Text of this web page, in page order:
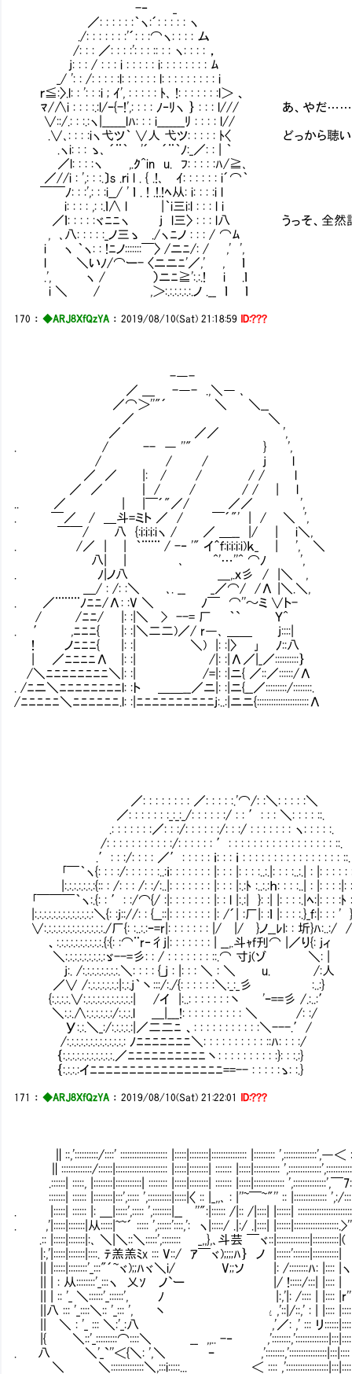
-‐ _
／: : : : : :｀ヽ:´: : : : : ヽ
./: : : : : : :'´: : :⌒ヽ: : : : ム
/: : : ／: : : :': : : :: : : ヽ: : : : ，
j: : : / : : : i : : : : : i: : : : : : : : ﾑ
_/ ': : /: : : : :l: : : : : : l: : : : : : : : : i
ｒ≦:〉.l: : ': : :i ; ｲ', : : : : : ﾄ､ !: : : : : : :l＞ 、
ﾏ/∧i : : : :.:l/ｰ{-!',: : : : ﾉ‐ﾘヽ ｝ : : : l/// あ、やだ……
∨::/.: : :.:ヽ|______lﾊ: : : i_______ﾘ : : : : l//
.∨､: : : :iヽ弋ツ｀ ∨人 弋ツ: : : : : ﾄ〈 どっから聴い
.ヽi: : : ゝ､ ´¨｀ '´ ´¨｀ﾉ:_／: : | ｀
／l: : : :ヽ ,.ｸ^in u. ﾌ: : : : :ﾊ/≧､ f´￣￣￣
／//i : ',: : :.〕s .ｒi l . { .!､ ｲ: : : : : : i´⌒｀ |
￣￣ﾉ: : :',: : :i__/ ' ｌ . ! .!.!ﾍ从: i: : : :i l 乂＿
i: : : : ,: :.ｌ∧ l |｀i三i:l : : : l i
／ｌ: : : : :ヾﾆﾆヽ j l三〉 : : : l八 うっそ、全然
, ､八: : : : :_ノ三ゝ ./ヽﾆノ : : : / ⌒ﾑ
i ヽ ｀ヽ: : !ﾆノ:::::::￣〉 /ニﾆ/: / ,' ',
l ＼いﾉ/⌒ー- 〈ニニﾆ'／,' , ｌ
.', ヽ / ）ニﾆ≧':.:.! i .ｌ
i ＼ / ,＞:.:.:.:.:.:.ノ .__ ｌ ｌ
170 ：◆ARJ8XfQzYA ：2019/08/10(Sat) 21:18:59 ID:???
-―-
／ ＿ -―- .,＼― ､
／⌒＞''"´ ＼ ＼__
／ ＼
／ ／／ ',
. / -- ― ''" } ',
/ / / j l
／ ／ |: / / / / l
／ ／ ｜ / / / / | l シノア
.. ／ | |￣´"／/ ／／ ',
. ￣／ / ＿斗=ミト ／ / ￣´"' | / ＼ ', 顔も綺麗
￣￣/ 八 {:i:i:i:iヽ / ／ ＿__ |/ | i＼,
. /／ | | ｀¨¨¨ / -‐ '" イ＾ｆ:i:i:i:i)ｋ_ | ', ＼ さっ
八| | ､ ^'…''^ ⌒ﾉ ',
. ﾉ|ノ八 ＿,.ｘ彡 / |＼ , 幼馴染の男捕
＿/ : /: :＼ ､. __ _／⌒/ /Λ |＼.＼,
. ／¨¨¨¨ﾉﾆﾆ/Λ: :V ＼ ﾉ￣ ⌒''～ミ ∨ト-
/ /ﾆﾆ/ |: :|＼ > --= 厂 ｀` Ｙ^
. ′ ,ﾆﾆﾆ{ |: :|＼二二)／/ r―､ ＿＿ j::::|
！ ノﾆﾆﾆ{ |: :| ＼) |: :|〉 ｣ ﾉ::八
| ／ﾆﾆﾆﾆΛ |: :| /|: :|Λ／|_／::::::::::｝
/＼ﾆﾆﾆﾆﾆﾆﾆﾆ＼|: :| /=|: :|ニ{ ／::／::::::/Λ
. /ﾆニ＼ﾆﾆﾆﾆﾆﾆﾆﾆl: :ト ＿＿__／ニ|: :|ニ{__／:::::::::/::::::::.
/ﾆﾆﾆﾆﾆ＼ﾆﾆﾆﾆﾆﾆ.l: :|ﾆﾆﾆﾆﾆﾆﾆﾆﾆﾆj:..:|ニニ{::::::::::::::::::::::Λ
／: : : : : : : : ／: : : : :.'⌒/: :＼: : : : :＼
／: : : : : : :_:_:_/: : : : : :/ : : ′: : : ＼: : : : ::.
.: : : : : : :／: : :/: : : : : :/: : :/ : : : : : : : ヽ: : : : :.
/: : : : : : : : : : :/: : : : : : ′: : : : : : : : : : : : : : : : : ::.
.′: : :/: : : : ／′: : : : : ｉ: : : ｉ : : : : : : : : : : : : : : : : ::.
｢￣｀ヽ{: : : :/: : : : : :..:ｉ: : : : : : : |: : : |: : : :..:.|: : : :..:.| : |: : : : :
|:.:.:.:.:.:.:{:: : /: : : /: :/:..|: : : : : : : |: : : |:.:ﾄ :..:.:ｈ: : : :..| : |: : : :|:
｢￣￣￣｀ヽ:.{: : ′: :/⌒{/ :|: : : : : : : |: : l |:.:| }: :| |: : : :.|ﾍ:|: : : :ﾄ
|:.:.:.:.:.:.:.:.:.:.:.:.:＼{: :j:://: : {__::|: : : : : : : |: /´| :厂|: :ｌ |: : : :.}_ｆ:|: : : '
∨:.:.:.:.:.:.:.:.:.:.:.:.:./厂{: :..:.:ｰ=r|: : : : : : : |/ |/ }ノ__ﾚl: : 圻
、:.:.:.:.:.:.:.:.:.:.{:{: :⌒¨r‐彳j|: : : : : : : | __,.斗ｬf刋⌒ |／り{: jィ
＼:.:.:.:.:.:.:.:.:ゞ--=彡: : / : : : : : : : ::.⌒ 寸j(ゾ
j:. /:.:.:.:.:.:.:.:.＼: : : : {_j : |: : : ＼ : ＼ u. /:人
／∨ /:.:.:.:.:.:.:|:.:.j｀丶:::/:./{: : : : : :＼:_:_彡 :..:}
{:.:.:.:.∨:.:.:.:.:.:.:.:.:.:.:| /イ |:..: : : : : : :丶 'ｰ==彡 /.:..:′
＼:.:.∧:.:.:.:.:.:/:.:.:.l ＿|___!: : : : : : : : : : ＼ /: :/
У:.:.＼_:/:.:.:.:.:|／二二ﾆ 、: : : : : : : : : : :＼---.′/
/:.:.:.:.:.:.:.:.:.:.:.:.: ﾉﾆﾆﾆﾆﾆﾆﾆ＼: : : : : : : : : : ::ﾊ: : : :/
｛:.:.:.:.:.:.:.:.:.:.:.／ﾆﾆﾆﾆﾆﾆﾆﾆﾆﾆ丶: : : : : : : : : :}: : :.:}
｛:.:.:.:イﾆﾆﾆﾆﾆﾆﾆﾆﾆﾆﾆﾆﾆﾆﾆﾆﾆ==-- : : : : :ゝ: :.}
171 ：◆ARJ8XfQzYA ：2019/08/10(Sat) 21:22:01 ID:???
∥::,'::::::::::/::::' :::::::::::::::::::: |:::::|::::::::|::::::::::::::: |::::::::: ',::::::::::::::',―＜
∥:::::::::::::/::::::|:::::::::::::::::::::: |:::::|::::::::| ::::::: |:::::|::::::::::: ',::::::::::::::',:::::::::::
.::::::| :::::, |::::::::|:::::::::::| :::::::: |:::::|::::::::| ::::::: |:::::|::::::::::::: ',::::::::::::::',￣7:
:::::::| :::::: |::::::::|:::',::::: ',::::::::::|:::::|〈 :: |_,,､ : |''~￣~"'' :: |:::::::::::::: ',:/:::
. |:::::| :::::: |: ＿|:::::',::::: ',::::::::|__ ''":|:::::: /|:: /|::::| |::::::| :::::::::::::::::::::::
. ,'|:::::|:::::::|从:::::|~~´ ::::: ',::::::'::::,': ヽ|:::::/ .|:/ .|::::| |::::::|:::::::::::::::::::.>''
.:: |:::::|:::::::|:､ ＼|＼::＼:::::',:::::::: _,,},､斗芸 ￣ヾ::|::::::::::::::|:::::::::::|(
|:,'|:::::|:::::::|::::. ﾃ羔羔ﾐx ::: V::/ ｱ￣ヾ);;;;ﾊ｝ ノ |::::::':::::::|:::::::::::|
|| |:::::|::::::::'_:::"´~ヾ);;ﾊヾ＼i/ V;;ソ |: /::::::::ﾊ: |:::: |ヽ
|| | : 从::::::::'_:::ヽ 乂ｿ ノ`ー |/ !:::::/:::| |:::: | そ
|| | :: '_ ＼::::::'_::::::', ﾉ |:,'|: /:::: | |:::: |r''
||八 ::: '_::::＼:: '_::: ', 丶 ι,'::|/::,' : | |:::: |::::
|| ＼ : '_ ::: ＼:'_:八 ,'／: ,' ::: リ::::::|::::
|{ ＼::'_:::::::::⌒::::＼ __ ,,.. -‐ ,'::::::::,'::::::::::::::|:::|::::
. 八 ＼'_`''＜{＼: ',＼ ｰ ,'::::::::,'::::::::::::::::|:::|::::
＼ ＼::::::::::::::＼,:::i:::::... ＜ :::: ,'::::::::::::::::::|:::|::::